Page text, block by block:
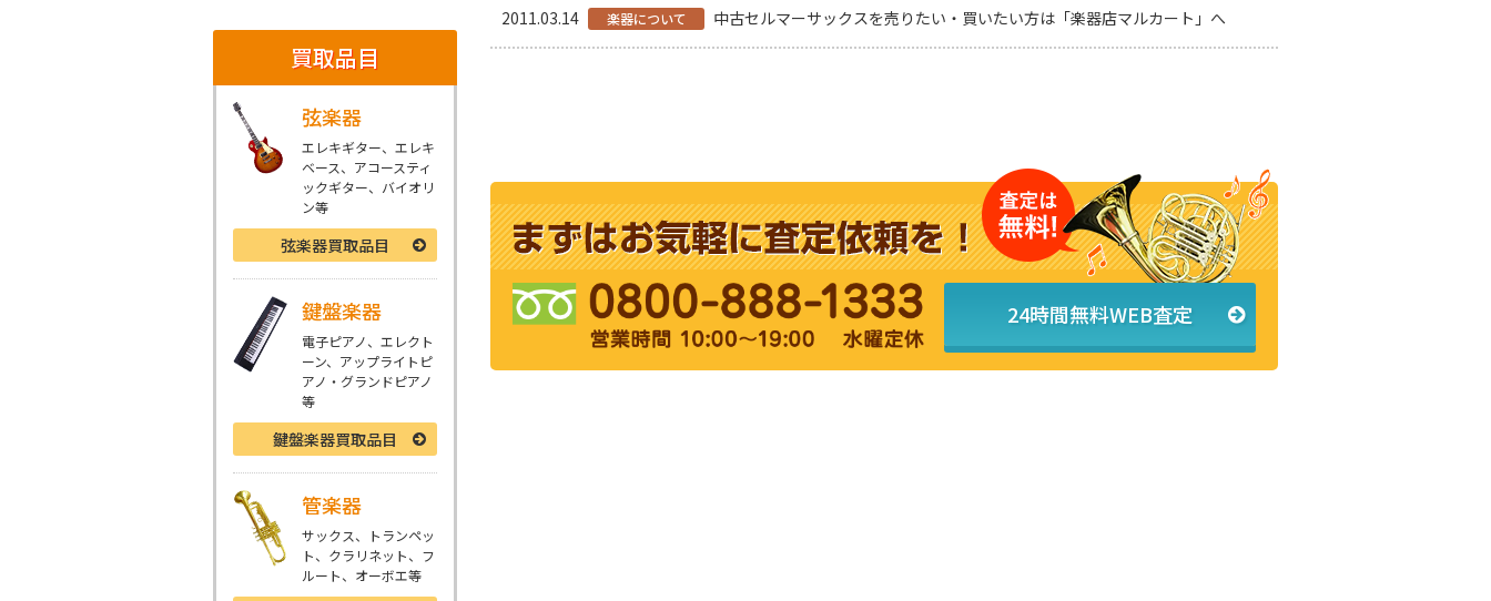
2011.03.14 楽器について 中古セルマーサックスを売りたい・買いたい方は「楽器店マルカート」へ
24時間無料WEB査定
買取品目
弦楽器
エレキギター、エレキ
ベース、アコースティ
ックギター、バイオリ
ン等
弦楽器買取品目
鍵盤楽器
電子ピアノ、エレクト
ーン、アップライトピ
アノ・グランドピアノ
等
鍵盤楽器買取品目
管楽器
サックス、トランペッ
ト、クラリネット、フ
ルート、オーボエ等